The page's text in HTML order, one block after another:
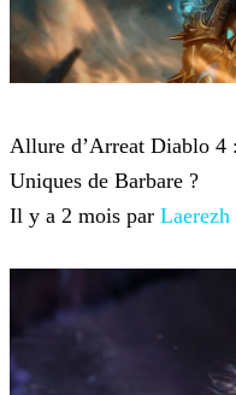
Allure d’Arreat Diablo 4
Uniques de Barbare ?
Il y a 2 mois par Laerezh